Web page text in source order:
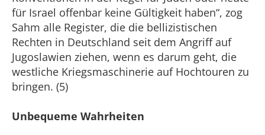
für Israel offenbar keine Gültigkeit haben“, zog
Sahm alle Register, die die bellizistischen
Rechten in Deutschland seit dem Angriff auf
Jugoslawien ziehen, wenn es darum geht, die
westliche Kriegsmaschinerie auf Hochtouren zu
bringen. (5)
Unbequeme Wahrheiten